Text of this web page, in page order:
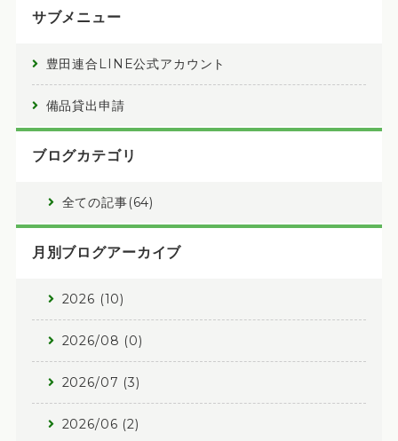
サブメニュー
豊田連合LINE公式アカウント
備品貸出申請
ブログカテゴリ
全ての記事(64)
月別ブログアーカイブ
2026 (10)
2026/08 (0)
2026/07 (3)
2026/06 (2)